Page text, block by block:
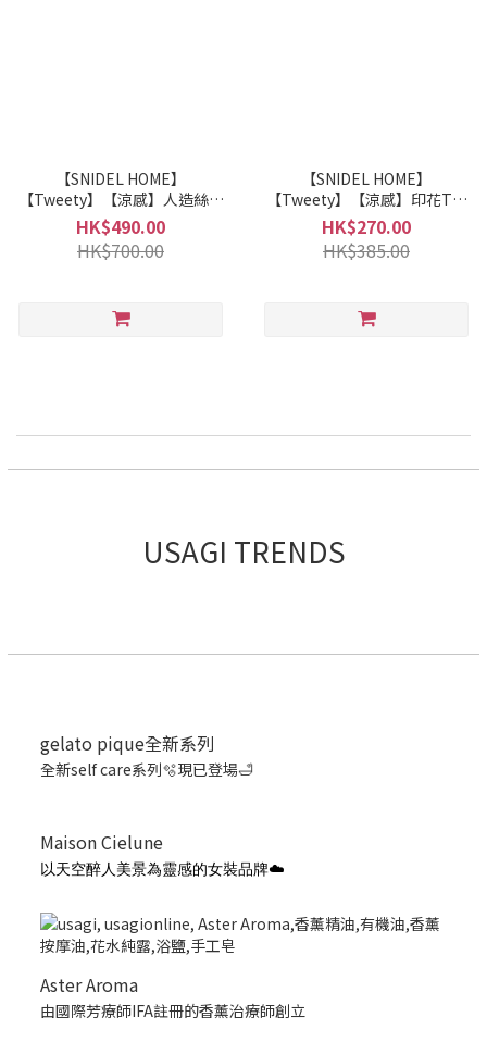
【SNIDEL HOME】
【Tweety】【涼感】人造絲圖
案套裝 SHCO262094
HK$490.00
HK$700.00
【SNIDEL HOME】
【Tweety】【涼感】印花T恤
SHCT262095
HK$270.00
HK$385.00
USAGI TRENDS
gelato pique全新系列
全新self care系列🫧現已登場🛁
Maison Cielune
以天空醉人美景為靈感的女裝品牌☁️
Aster Aroma
由國際芳療師IFA註冊的香薰治療師創立